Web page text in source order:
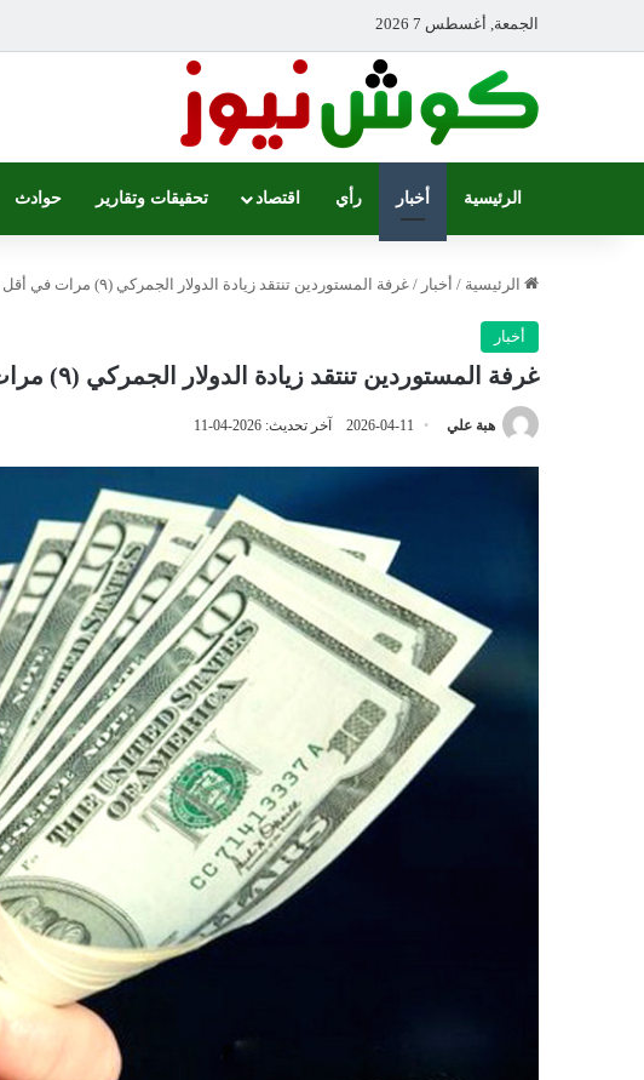
الجمعة, أغسطس 7 2026
الرئيسية أخبار رأي اقتصاد تحقيقات وتقارير حوادث
الرئيسية / أخبار / غرفة المستوردين تنتقد زيادة الدولار الجمركي (٩) مرات في أقل من عام
أخبار
غرفة المستوردين تنتقد زيادة الدولار الجمركي (٩) مرات في أقل من عام
هبة علي 2026-04-11 آخر تحديث: 2026-04-11